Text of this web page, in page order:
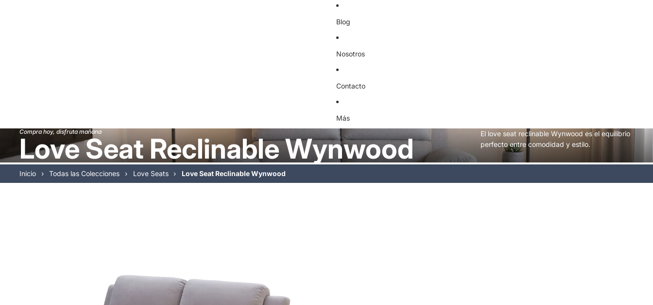
Blog
Nosotros
Contacto
Más
Compra hoy, disfruta mañana
Love Seat Reclinable Wynwood
El love seat reclinable Wynwood es el equilibrio
perfecto entre comodidad y estilo.
Inicio › Todas las Colecciones › Love Seats › Love Seat Reclinable Wynwood